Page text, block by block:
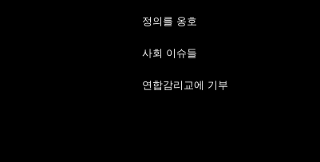
정의를 옹호
사회 이슈들
연합감리교에 기부